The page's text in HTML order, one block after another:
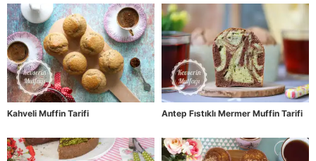
Kahveli Muffin Tarifi Antep Fıstıklı Mermer Muffin Tarifi